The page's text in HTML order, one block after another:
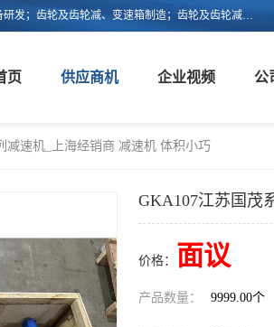
浙江新诚减速机科技有限公司成立于2006年，注册地位于浙江省平阳县。经营范围包括：机械设备研发；齿轮及齿轮减、变速箱制造；齿轮及齿轮减、变速箱销售；轴承、齿轮和传动部件制造；轴承、齿轮和传动部件销售；货物进出口；技术进出口等。
页 供应商机 企业视频 公
减速机_上海经销商 减速机 体积小巧
GKA107江苏国茂
价格： 面议
产品数量： 9999.00个